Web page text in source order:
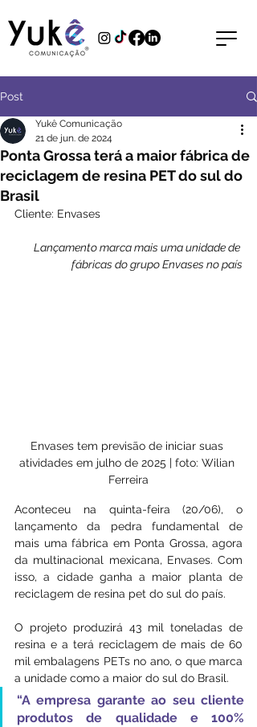
Post
Ponta Grossa terá a maior fábrica de
reciclagem de resina PET do sul do
Brasil
Yukê Comunicação
21 de jun. de 2024
Cliente: Envases
Lançamento marca mais uma unidade de
fábricas do grupo Envases no país
Envases tem previsão de iniciar suas
atividades em julho de 2025 | foto: Wilian
Ferreira
Aconteceu na quinta-feira (20/06), o
lançamento da pedra fundamental de
mais uma fábrica em Ponta Grossa, agora
da multinacional mexicana, Envases. Com
isso, a cidade ganha a maior planta de
reciclagem de resina pet do sul do país.
O projeto produzirá 43 mil toneladas de
resina e a terá reciclagem de mais de 60
mil embalagens PETs no ano, o que marca
a unidade como a maior do sul do Brasil.
“A empresa garante ao seu cliente
produtos de qualidade e 100%